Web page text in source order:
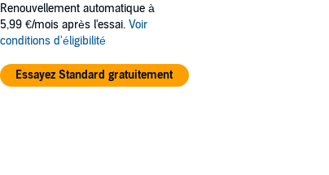
Renouvellement automatique à
5,99 €/mois après l'essai. Voir
conditions d'éligibilité
Essayez Standard gratuitement